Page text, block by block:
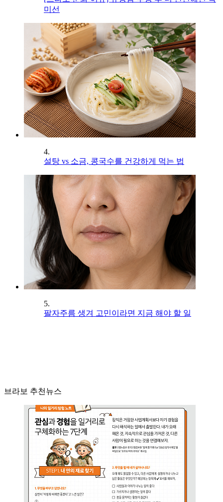
미선
4.
설탕 vs 소금, 콩국수를 건강하게 먹는 법
5.
팔자주름 생겨 고민이라면 지금 해야 할 일
브라보 추천뉴스